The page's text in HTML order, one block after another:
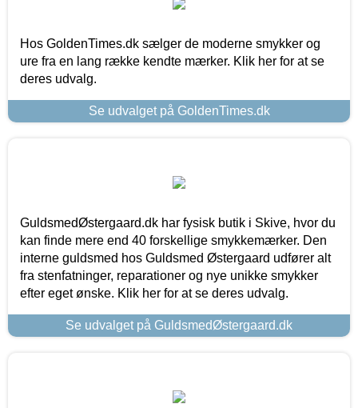
Hos GoldenTimes.dk sælger de moderne smykker og
ure fra en lang række kendte mærker. Klik her for at se
deres udvalg.
Se udvalget på GoldenTimes.dk
GuldsmedØstergaard.dk har fysisk butik i Skive, hvor du
kan finde mere end 40 forskellige smykkemærker. Den
interne guldsmed hos Guldsmed Østergaard udfører alt
fra stenfatninger, reparationer og nye unikke smykker
efter eget ønske. Klik her for at se deres udvalg.
Se udvalget på GuldsmedØstergaard.dk